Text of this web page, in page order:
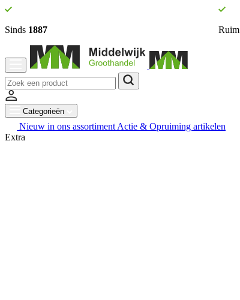
Sinds 1887 Ruim
Categorieën
Nieuw in ons assortiment Actie & Opruiming artikelen
Extra